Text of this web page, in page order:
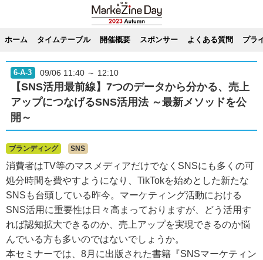
ホーム タイムテーブル 開催概要 スポンサー よくある質問 プラ
6-A-3 09/06 11:40 ～ 12:10
【SNS活用最前線】7つのデータから分かる、売上
アップにつなげるSNS活用法 ～最新メソッドを公
開～
ブランディング SNS
消費者はTV等のマスメディアだけでなくSNSにも多くの可
処分時間を費やすようになり、TikTokを始めとした新たな
SNSも台頭している昨今。マーケティング活動における
SNS活用に重要性は日々高まっておりますが、どう活用す
れば認知拡大できるのか、売上アップを実現できるのか悩
んでいる方も多いのではないでしょうか。
本セミナーでは、8月に出版された書籍『SNSマーケティン